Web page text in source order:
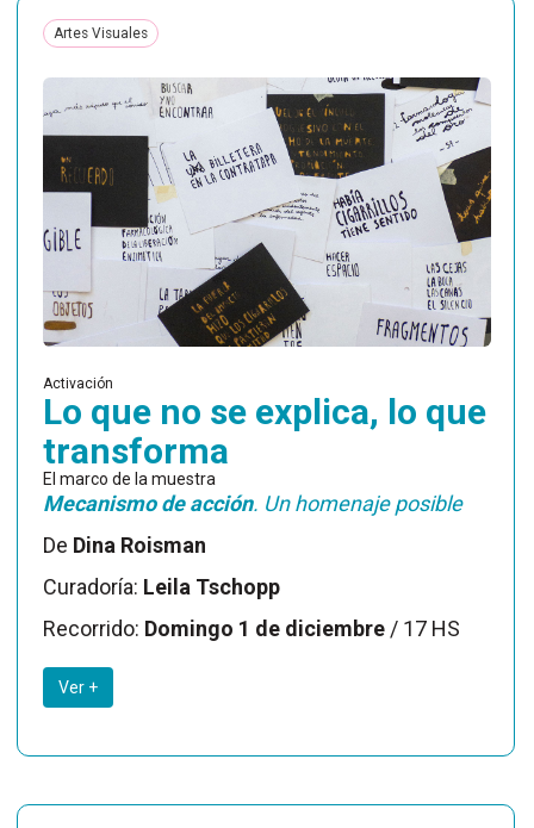
Artes Visuales
Activación
Lo que no se explica, lo que
transforma
El marco de la muestra
Mecanismo de acción. Un homenaje posible
De Dina Roisman
Curadoría: Leila Tschopp
Recorrido: Domingo 1 de diciembre / 17 HS
Ver +